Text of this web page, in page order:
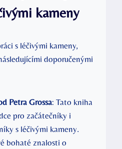
kameny
s léčivými kameny,
doporučenými
Petra Grossa: Tato kniha
pro začátečníky i
s léčivými kameny.
bohaté znalosti o